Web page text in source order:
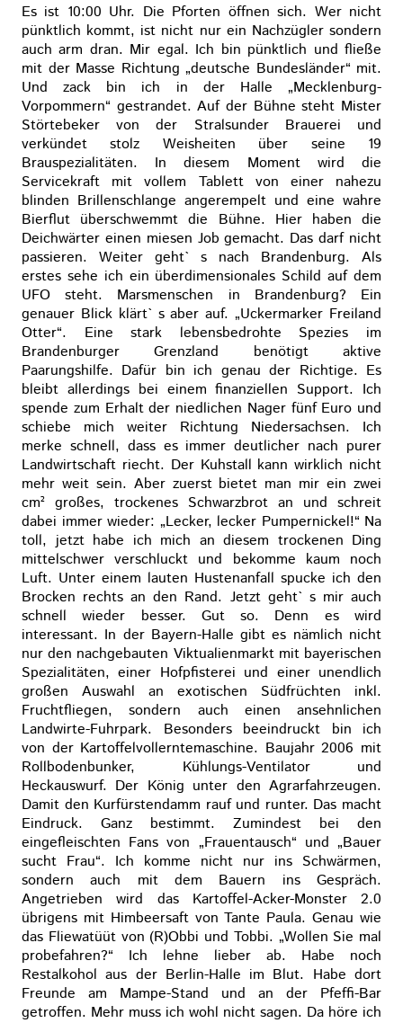
Es ist 10:00 Uhr. Die Pforten öffnen sich. Wer nicht
pünktlich kommt, ist nicht nur ein Nachzügler sondern
auch arm dran. Mir egal. Ich bin pünktlich und fließe
mit der Masse Richtung „deutsche Bundesländer“ mit.
Und zack bin ich in der Halle „Mecklenburg-
Vorpommern“ gestrandet. Auf der Bühne steht Mister
Störtebeker von der Stralsunder Brauerei und
verkündet stolz Weisheiten über seine 19
Brauspezialitäten. In diesem Moment wird die
Servicekraft mit vollem Tablett von einer nahezu
blinden Brillenschlange angerempelt und eine wahre
Bierflut überschwemmt die Bühne. Hier haben die
Deichwärter einen miesen Job gemacht. Das darf nicht
passieren. Weiter geht` s nach Brandenburg. Als
erstes sehe ich ein überdimensionales Schild auf dem
UFO steht. Marsmenschen in Brandenburg? Ein
genauer Blick klärt` s aber auf. „Uckermarker Freiland
Otter“. Eine stark lebensbedrohte Spezies im
Brandenburger Grenzland benötigt aktive
Paarungshilfe. Dafür bin ich genau der Richtige. Es
bleibt allerdings bei einem finanziellen Support. Ich
spende zum Erhalt der niedlichen Nager fünf Euro und
schiebe mich weiter Richtung Niedersachsen. Ich
merke schnell, dass es immer deutlicher nach purer
Landwirtschaft riecht. Der Kuhstall kann wirklich nicht
mehr weit sein. Aber zuerst bietet man mir ein zwei
cm² großes, trockenes Schwarzbrot an und schreit
dabei immer wieder: „Lecker, lecker Pumpernickel!“ Na
toll, jetzt habe ich mich an diesem trockenen Ding
mittelschwer verschluckt und bekomme kaum noch
Luft. Unter einem lauten Hustenanfall spucke ich den
Brocken rechts an den Rand. Jetzt geht` s mir auch
schnell wieder besser. Gut so. Denn es wird
interessant. In der Bayern-Halle gibt es nämlich nicht
nur den nachgebauten Viktualienmarkt mit bayerischen
Spezialitäten, einer Hofpfisterei und einer unendlich
großen Auswahl an exotischen Südfrüchten inkl.
Fruchtfliegen, sondern auch einen ansehnlichen
Landwirte-Fuhrpark. Besonders beeindruckt bin ich
von der Kartoffelvollerntemaschine. Baujahr 2006 mit
Rollbodenbunker, Kühlungs-Ventilator und
Heckauswurf. Der König unter den Agrarfahrzeugen.
Damit den Kurfürstendamm rauf und runter. Das macht
Eindruck. Ganz bestimmt. Zumindest bei den
eingefleischten Fans von „Frauentausch“ und „Bauer
sucht Frau“. Ich komme nicht nur ins Schwärmen,
sondern auch mit dem Bauern ins Gespräch.
Angetrieben wird das Kartoffel-Acker-Monster 2.0
übrigens mit Himbeersaft von Tante Paula. Genau wie
das Fliewatüüt von (R)Obbi und Tobbi. „Wollen Sie mal
probefahren?“ Ich lehne lieber ab. Habe noch
Restalkohol aus der Berlin-Halle im Blut. Habe dort
Freunde am Mampe-Stand und an der Pfeffi-Bar
getroffen. Mehr muss ich wohl nicht sagen. Da höre ich